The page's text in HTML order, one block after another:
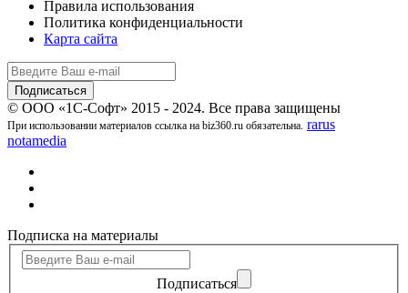
Правила использования
Политика конфиденциальности
Карта сайта
© ООО «1С-Софт» 2015 - 2024. Все права защищены
При использовании материалов ссылка на biz360.ru обязательна. rarus
notamedia
Подписка на материалы
Подписаться